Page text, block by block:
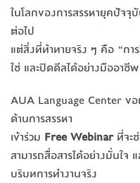
ในโลกของการสรรหายุคปัจจุ
ต่อไป
แต่สิ่งที่ท้าทายจริง ๆ คือ “กา
ใช่ และปิดดีลได้อย่างมืออาชีพ
AUA Language Center ข
ด้านการสรรหา
เข้าร่วม Free Webinarที่จะ
สามารถสื่อสารได้อย่างมั่นใจ
บริบทการทำงานจริง